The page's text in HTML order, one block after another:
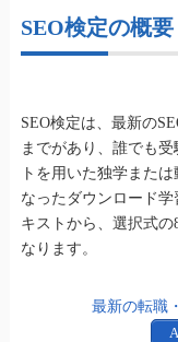
SEO検定の概要
SEO検定は、最新の
までがあり、誰でも
トを用いた独学また
なったダウンロード
キストから、選択式の
なります。
最新の転職